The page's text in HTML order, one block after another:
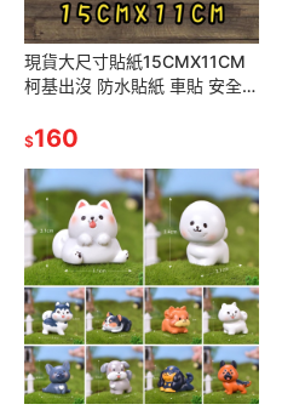
現貨大尺寸貼紙15CMX11CM
柯基出沒 防水貼紙 車貼 安全帽
$160